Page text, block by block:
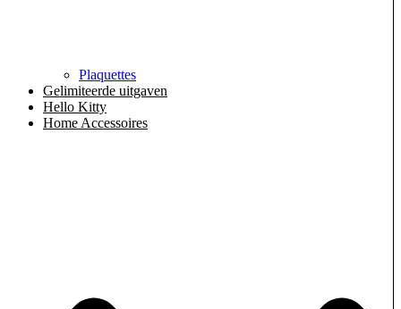
Plaquettes
Gelimiteerde uitgaven
Hello Kitty
Home Accessoires